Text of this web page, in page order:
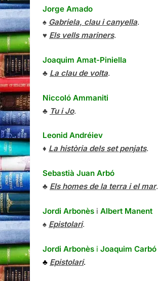
Jorge Amado
♠ Gabriela, clau i canyella.
♥ Els vells mariners.
Joaquim Amat-Piniella
♣ La clau de volta.
Niccoló Ammaniti
♣ Tu i Jo.
Leonid Andréiev
♦ La història dels set penjats.
Sebastià Juan Arbó
♣ Els homes de la terra i el mar.
Jordi Arbonès i Albert Manent
♠ Epistolari.
Jordi Arbonès i Joaquim Carbó
♣ Epistolari.